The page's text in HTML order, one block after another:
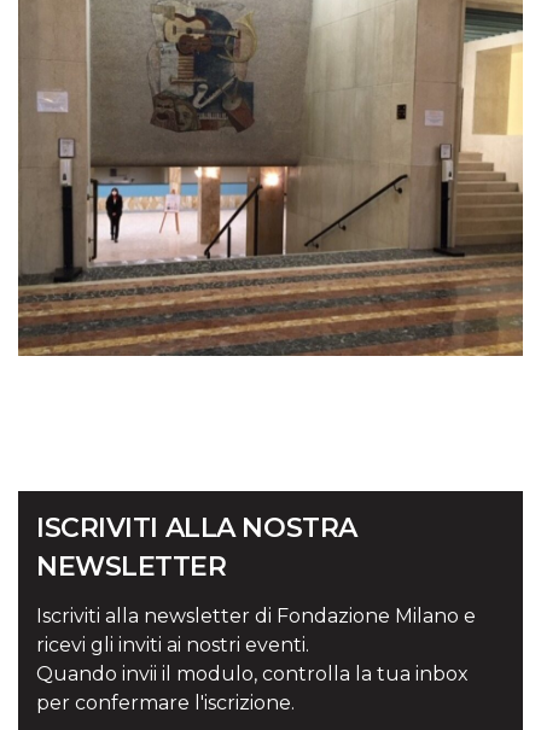
ISCRIVITI ALLA NOSTRA
NEWSLETTER
Iscriviti alla newsletter di Fondazione Milano e
ricevi gli inviti ai nostri eventi.
Quando invii il modulo, controlla la tua inbox
per confermare l'iscrizione.